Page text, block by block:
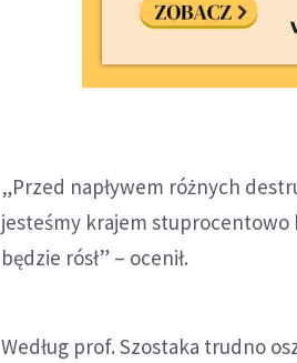
„Przed napływem różnych
jesteśmy krajem
będzie rósł” – ocenił.
Według prof. Szostaka trudno